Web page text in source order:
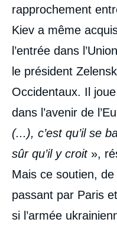
rapprochement
Kiev a même
l’entrée dans
le président
Occidentaux. Il
dans l’avenir de
(...), c’est qu’il se
sûr qu’il y croit»,
Mais ce soutien,
passant par Paris
si l’armée